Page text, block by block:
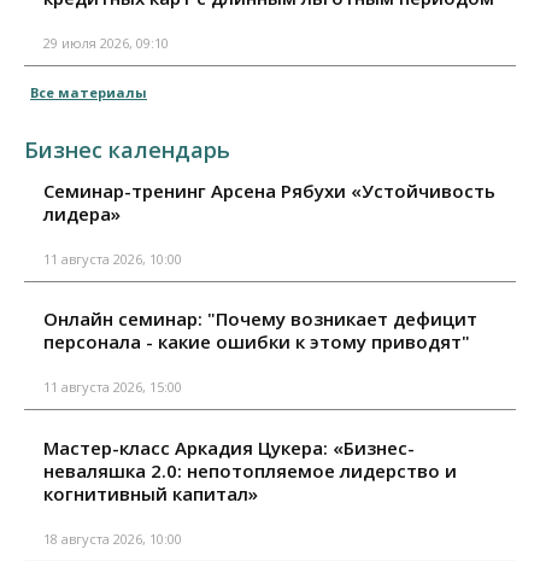
29 июля 2026, 09:10
Все материалы
Бизнес календарь
Семинар-тренинг Арсена Рябухи «Устойчивость
лидера»
11 августа 2026, 10:00
Онлайн семинар: "Почему возникает дефицит
персонала - какие ошибки к этому приводят"
11 августа 2026, 15:00
Мастер-класс Аркадия Цукера: «Бизнес-
неваляшка 2.0: непотопляемое лидерство и
когнитивный капитал»
18 августа 2026, 10:00